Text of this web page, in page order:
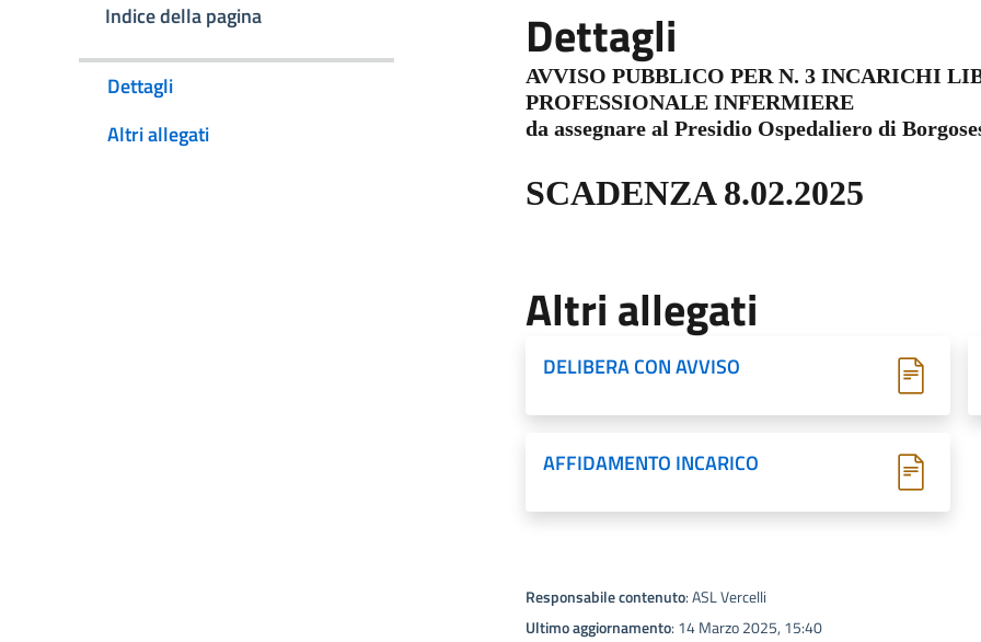
Indice della pagina
Dettagli
Altri allegati
Dettagli
AVVISO PUBBLICO PER N. 3 INCARICHI
PROFESSIONALE INFERMIERE
da assegnare al Presidio Ospedaliero di
SCADENZA 8.02.2025
Altri allegati
DELIBERA CON AVVISO
AFFIDAMENTO INCARICO
Responsabile contenuto: ASL Vercelli
Ultimo aggiornamento: 14 Marzo 2025, 15:40